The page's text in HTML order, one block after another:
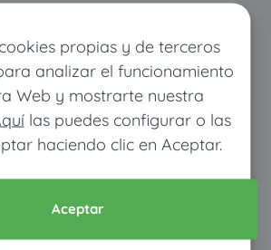
propias y de terceros
analizar el funcionamiento
Web y mostrarte nuestra
las puedes configurar o las
haciendo clic en Aceptar.
Aceptar
mucho pagarás
seguro médico